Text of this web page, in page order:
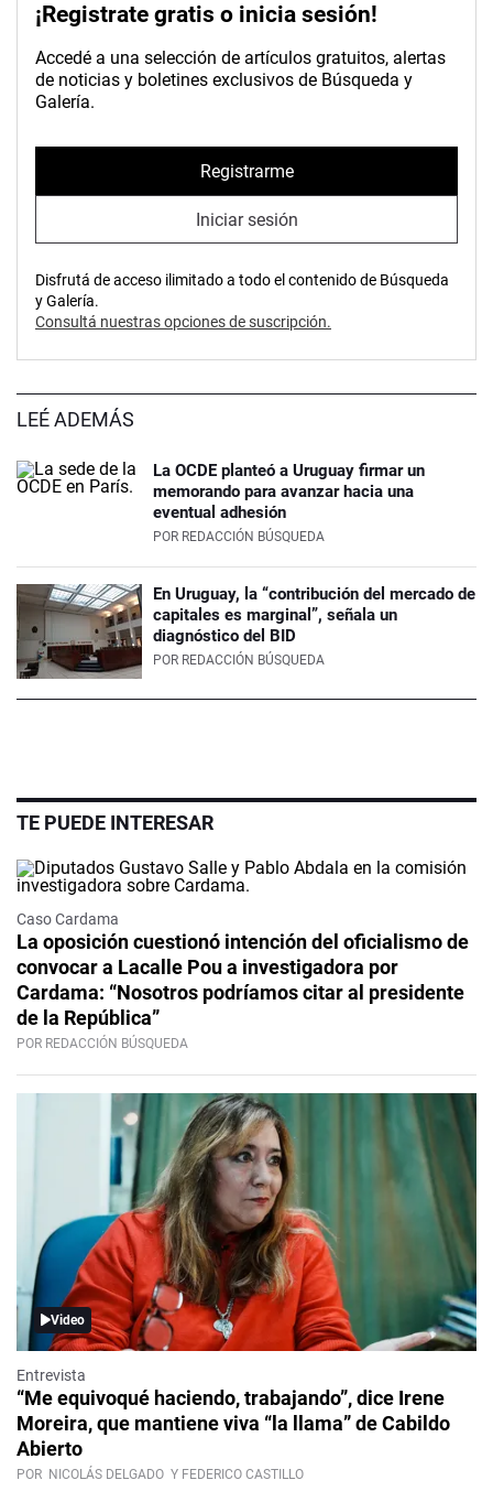
¡Registrate gratis o inicia sesión!
Accedé a una selección de artículos gratuitos, alertas
de noticias y boletines exclusivos de Búsqueda y
Galería.
Registrarme
Iniciar sesión
Disfrutá de acceso ilimitado a todo el contenido de Búsqueda
y Galería.
Consultá nuestras opciones de suscripción.
LEÉ ADEMÁS
La OCDE planteó a Uruguay firmar un
memorando para avanzar hacia una
eventual adhesión
POR REDACCIÓN BÚSQUEDA
En Uruguay, la “contribución del mercado de
capitales es marginal”, señala un
diagnóstico del BID
POR REDACCIÓN BÚSQUEDA
TE PUEDE INTERESAR
Caso Cardama
La oposición cuestionó intención del oficialismo de
convocar a Lacalle Pou a investigadora por
Cardama: “Nosotros podríamos citar al presidente
de la República”
POR REDACCIÓN BÚSQUEDA
Video
Entrevista
“Me equivoqué haciendo, trabajando”, dice Irene
Moreira, que mantiene viva “la llama” de Cabildo
Abierto
POR NICOLÁS DELGADO Y FEDERICO CASTILLO